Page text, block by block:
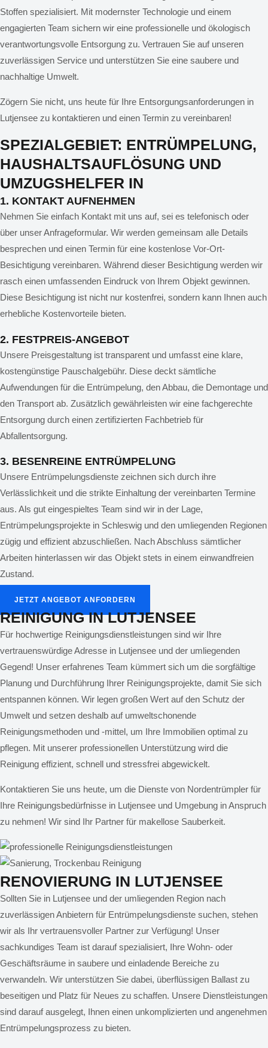
Stoffen spezialisiert. Mit modernster Technologie und einem
engagierten Team sichern wir eine professionelle und ökologisch
verantwortungsvolle Entsorgung zu. Vertrauen Sie auf unseren
zuverlässigen Service und unterstützen Sie eine saubere und
nachhaltige Umwelt.
Zögern Sie nicht, uns heute für Ihre Entsorgungsanforderungen in
Lutjensee zu kontaktieren und einen Termin zu vereinbaren!
SPEZIALGEBIET: ENTRÜMPELUNG,
HAUSHALTSAUFLÖSUNG UND
UMZUGSHELFER IN
1. KONTAKT AUFNEHMEN
Nehmen Sie einfach Kontakt mit uns auf, sei es telefonisch oder
über unser Anfrageformular. Wir werden gemeinsam alle Details
besprechen und einen Termin für eine kostenlose Vor-Ort-
Besichtigung vereinbaren. Während dieser Besichtigung werden wir
rasch einen umfassenden Eindruck von Ihrem Objekt gewinnen.
Diese Besichtigung ist nicht nur kostenfrei, sondern kann Ihnen auch
erhebliche Kostenvorteile bieten.
2. FESTPREIS-ANGEBOT
Unsere Preisgestaltung ist transparent und umfasst eine klare,
kostengünstige Pauschalgebühr. Diese deckt sämtliche
Aufwendungen für die Entrümpelung, den Abbau, die Demontage und
den Transport ab. Zusätzlich gewährleisten wir eine fachgerechte
Entsorgung durch einen zertifizierten Fachbetrieb für
Abfallentsorgung.
3. BESENREINE ENTRÜMPELUNG
Unsere Entrümpelungsdienste zeichnen sich durch ihre
Verlässlichkeit und die strikte Einhaltung der vereinbarten Termine
aus. Als gut eingespieltes Team sind wir in der Lage,
Entrümpelungsprojekte in Schleswig und den umliegenden Regionen
zügig und effizient abzuschließen. Nach Abschluss sämtlicher
Arbeiten hinterlassen wir das Objekt stets in einem einwandfreien
Zustand.
JETZT ANGEBOT ANFORDERN
REINIGUNG INLUTJENSEE
Für hochwertige Reinigungsdienstleistungen sind wir Ihre
vertrauenswürdige Adresse in Lutjensee und der umliegenden
Gegend! Unser erfahrenes Team kümmert sich um die sorgfältige
Planung und Durchführung Ihrer Reinigungsprojekte, damit Sie sich
entspannen können. Wir legen großen Wert auf den Schutz der
Umwelt und setzen deshalb auf umweltschonende
Reinigungsmethoden und -mittel, um Ihre Immobilien optimal zu
pflegen. Mit unserer professionellen Unterstützung wird die
Reinigung effizient, schnell und stressfrei abgewickelt.
Kontaktieren Sie uns heute, um die Dienste von Nordentrümpler für
Ihre Reinigungsbedürfnisse in Lutjensee und Umgebung in Anspruch
zu nehmen! Wir sind Ihr Partner für makellose Sauberkeit.
RENOVIERUNG IN LUTJENSEE
Sollten Sie in Lutjensee und der umliegenden Region nach
zuverlässigen Anbietern für Entrümpelungsdienste suchen, stehen
wir als Ihr vertrauensvoller Partner zur Verfügung! Unser
sachkundiges Team ist darauf spezialisiert, Ihre Wohn- oder
Geschäftsräume in saubere und einladende Bereiche zu
verwandeln. Wir unterstützen Sie dabei, überflüssigen Ballast zu
beseitigen und Platz für Neues zu schaffen. Unsere Dienstleistungen
sind darauf ausgelegt, Ihnen einen unkomplizierten und angenehmen
Entrümpelungsprozess zu bieten.